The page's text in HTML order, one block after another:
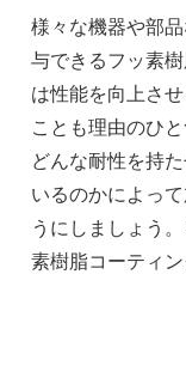
様々な機器や部
与できるフッ素
は性能を向上さ
ことも理由のひと
どんな耐性を持
いるのかによっ
うにしましょう
素樹脂コーティ